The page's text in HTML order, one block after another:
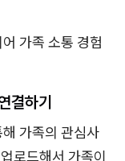
가족 소통 경험
결하기
가족의 관심사
로드해서 가족이